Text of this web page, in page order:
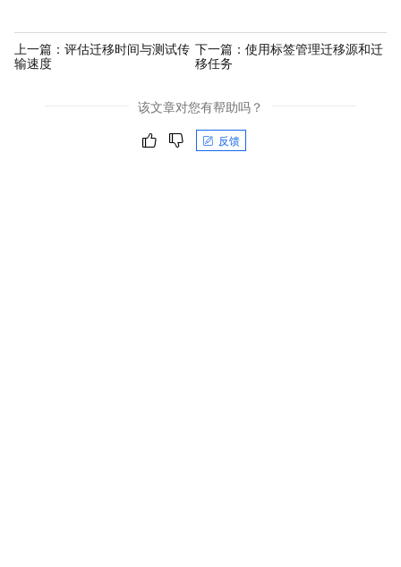
上一篇： 评估迁移时间与测试传
输速度
下一篇：使用标签管理迁移源和迁
移任务
该文章对您有帮助吗？
反馈